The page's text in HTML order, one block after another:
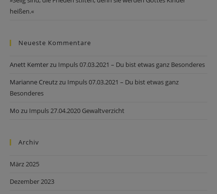
heißen.«
Neueste Kommentare
Anett Kemterzu Impuls 07.03.2021 – Du bist etwas ganz Besonderes
Marianne Creutzzu Impuls 07.03.2021 – Du bist etwas ganz
Besonderes
Mo zu Impuls 27.04.2020 Gewaltverzicht
Archiv
März 2025
Dezember 2023